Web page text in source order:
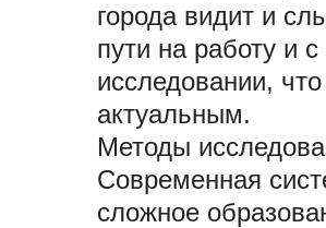
города видит и
пути на работу и
исследовании,
актуальным.
Методы
Современная
сложное